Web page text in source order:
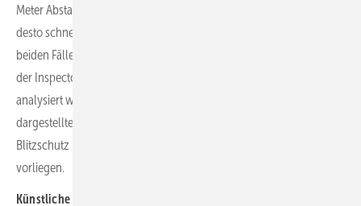
Meter Abstand für 1,6 Pixel pro Millimeter. Je weiter die Distanz,
desto schneller ist der jeweilige Flug. Die Qualität der Bilder ist in
beiden Fällen herausragend. Im Anschluss kann das Bildmaterial in
der Inspector-Software mit zahlreichen Tools benutzerfreundlich
analysiert werden.
dargestellte Kurven. Mit diesen kann festgestellt werden, wo der
Blitzschutz unterbrochen ist, oder ob sonstige Beeinträchtigungen
vorliegen.
Künstliche Intelligenz spielt bei Ihnen eine große Rolle. Was